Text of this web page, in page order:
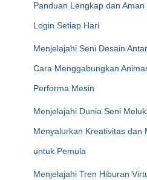
Panduan Lengkap dan
Login Setiap Hari
Menjelajahi Seni Desain
Cara Menggabungkan
Performa Mesin
Menjelajahi Dunia Seni
Menyalurkan Kreativitas dan
untuk Pemula
Menjelajahi Tren Hiburan